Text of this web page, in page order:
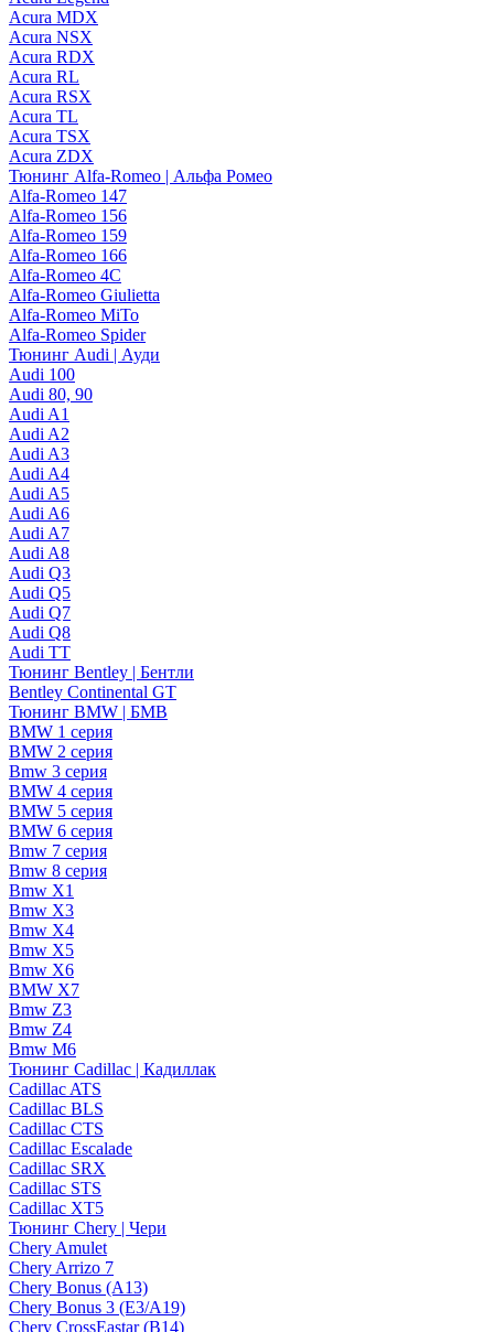
Acura MDX
Acura NSX
Acura RDX
Acura RL
Acura RSX
Acura TL
Acura TSX
Acura ZDX
Тюнинг Alfa-Romeo | Альфа Ромео
Alfa-Romeo 147
Alfa-Romeo 156
Alfa-Romeo 159
Alfa-Romeo 166
Alfa-Romeo 4C
Alfa-Romeo Giulietta
Alfa-Romeo MiTo
Alfa-Romeo Spider
Тюнинг Audi | Ауди
Audi 100
Audi 80, 90
Audi A1
Audi A2
Audi A3
Audi A4
Audi A5
Audi A6
Audi A7
Audi A8
Audi Q3
Audi Q5
Audi Q7
Audi Q8
Audi TT
Тюнинг Bentley | Бентли
Bentley Continental GT
Тюнинг BMW | БМВ
BMW 1 серия
BMW 2 серия
Bmw 3 серия
BMW 4 серия
BMW 5 серия
BMW 6 серия
Bmw 7 серия
Bmw 8 серия
Bmw X1
Bmw X3
Bmw X4
Bmw X5
Bmw X6
BMW X7
Bmw Z3
Bmw Z4
Bmw М6
Тюнинг Cadillac | Кадиллак
Cadillac ATS
Cadillac BLS
Cadillac CTS
Cadillac Escalade
Cadillac SRX
Cadillac STS
Cadillac XT5
Тюнинг Chery | Чери
Chery Amulet
Chery Arrizo 7
Chery Bonus (A13)
Chery Bonus 3 (E3/A19)
Chery CrossEastar (B14)